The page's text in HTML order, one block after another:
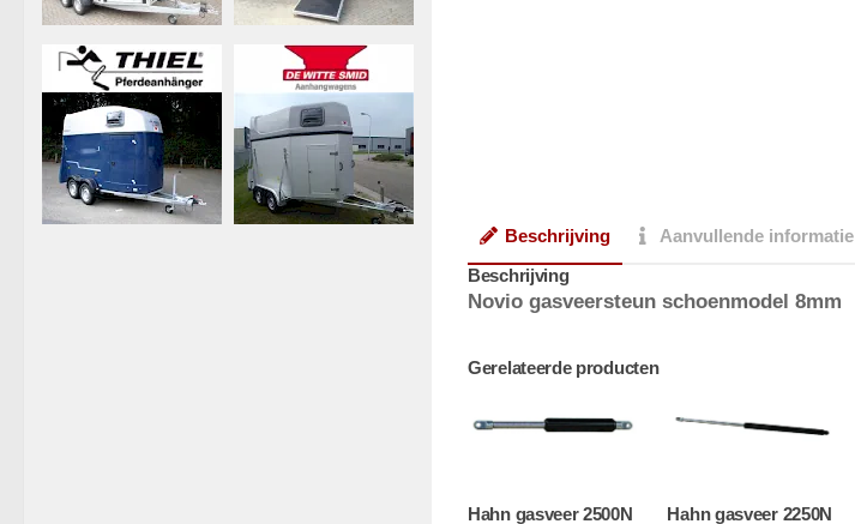
Beschrijving Aanvullende informatie
Beschrijving
Novio gasveersteun schoenmodel 8mm
Gerelateerde producten
Hahn gasveer 2500N
Hahn gasveer 2250N